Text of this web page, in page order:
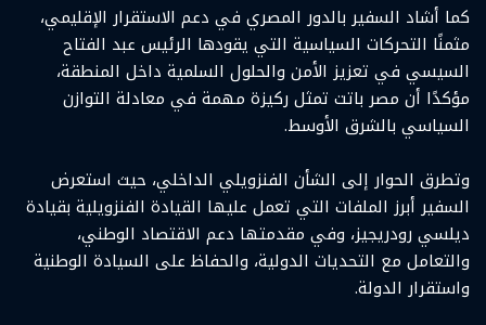
كما أشاد السفير بالدور المصري في دعم الاستقرار الإقليمي،
مثمنًا التحركات السياسية التي يقودها الرئيس عبد الفتاح
السيسي في تعزيز الأمن والحلول السلمية داخل المنطقة،
مؤكدًا أن مصر باتت تمثل ركيزة مهمة في معادلة التوازن
السياسي بالشرق الأوسط.
وتطرق الحوار إلى الشأن الفنزويلي الداخلي، حيث استعرض
السفير أبرز الملفات التي تعمل عليها القيادة الفنزويلية بقيادة
ديلسي رودريجيز، وفي مقدمتها دعم الاقتصاد الوطني،
والتعامل مع التحديات الدولية، والحفاظ على السيادة الوطنية
واستقرار الدولة.